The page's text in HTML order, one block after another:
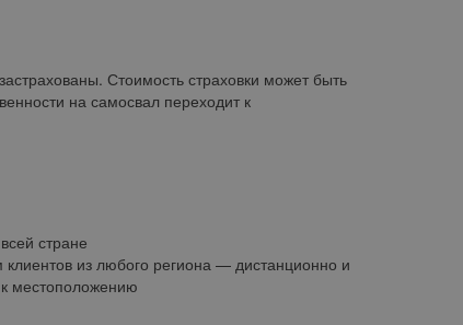
Стоимость страховки может быть
на самосвал переходит к
стране
из любого региона — дистанционно и
к местоположению